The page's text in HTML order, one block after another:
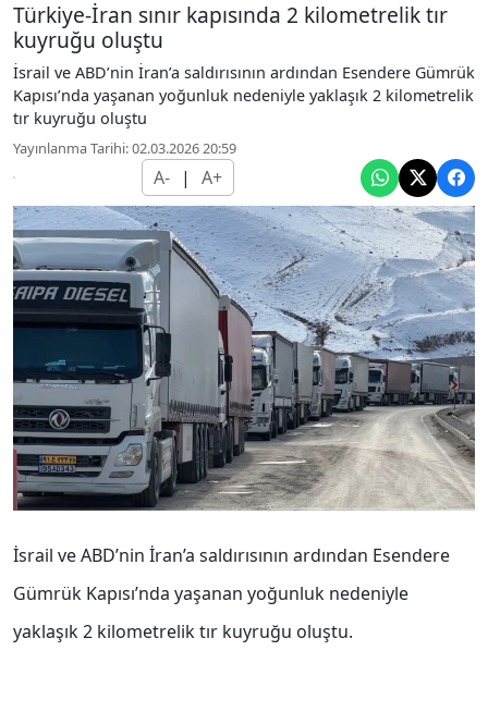
Türkiye-İran sınır kapısında 2 kilometrelik tır
kuyruğu oluştu
İsrail ve ABD’nin İran’a saldırısının ardından Esendere Gümrük
Kapısı’nda yaşanan yoğunluk nedeniyle yaklaşık 2 kilometrelik
tır kuyruğu oluştu
Yayınlanma Tarihi: 02.03.2026 20:59
A- | A+
İsrail ve ABD’nin İran’a saldırısının ardından Esendere
Gümrük Kapısı’nda yaşanan yoğunluk nedeniyle
yaklaşık 2 kilometrelik tır kuyruğu oluştu.